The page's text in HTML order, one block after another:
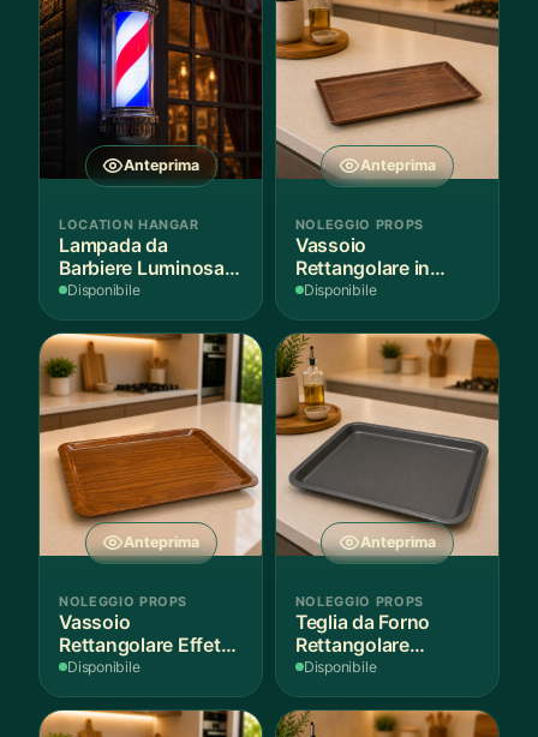
Anteprima
LOCATION HANGAR
Lampada da
Barbiere Luminosa
Rotante
Disponibile
Anteprima
NOLEGGIO PROPS
Vassoio
Rettangolare in
Legno Scuro
Disponibile
Anteprima
NOLEGGIO PROPS
Vassoio
Rettangolare Effetto
Legno
Disponibile
Anteprima
NOLEGGIO PROPS
Teglia da Forno
Rettangolare
Antiaderente
Disponibile